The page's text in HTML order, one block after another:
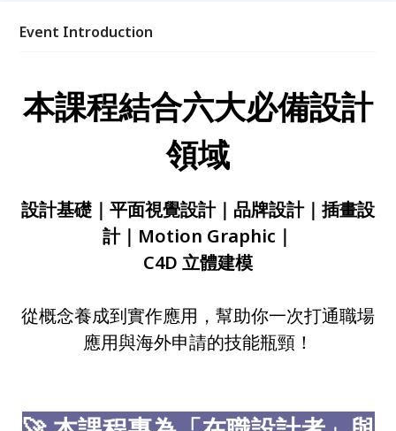
Event Introduction
本課程結合六大必備設計
領域
設計基礎｜平面視覺設計｜品牌設計｜插畫設
計｜Motion Graphic｜
C4D 立體建模
從概念養成到實作應用，幫助你一次打通職場
應用與海外申請的技能瓶頸！